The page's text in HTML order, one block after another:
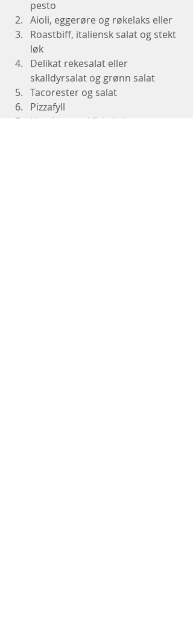
pesto
Aioli, eggerøre og røkelaks eller
Roastbiff, italiensk salat og stekt
løk
Delikat rekesalat eller
skalldyrsalat og grønn salat
Tacorester og salat
Pizzafyll
Hamburger / fiskekaker